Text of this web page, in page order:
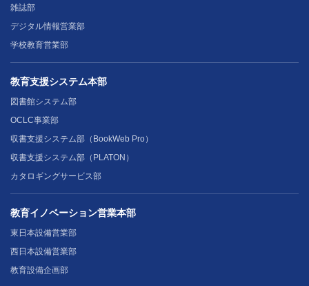
雑誌部
デジタル情報営業部
学校教育営業部
教育支援システム本部
図書館システム部
OCLC事業部
収書支援システム部（BookWeb Pro）
収書支援システム部（PLATON）
カタロギングサービス部
教育イノベーション営業本部
東日本設備営業部
西日本設備営業部
教育設備企画部